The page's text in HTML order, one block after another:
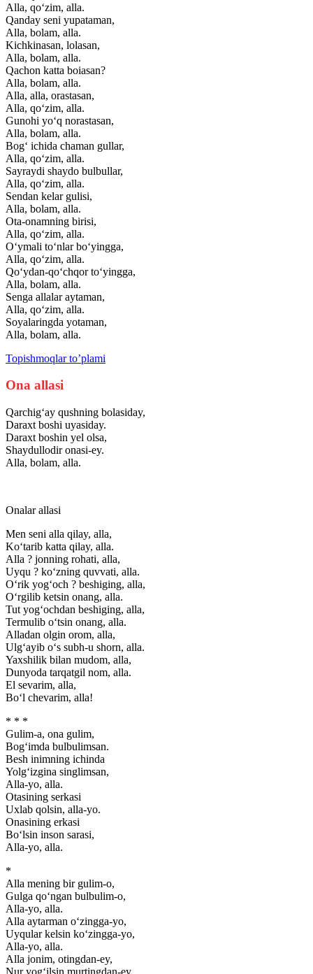
Alla, qo‘zim, alla.
Qanday seni yupataman,
Alla, bolam, alla.
Kichkinasan, lolasan,
Alla, bolam, alla.
Qachon katta boiasan?
Alla, bolam, alla.
Alla, alla, orastasan,
Alla, qo‘zim, alla.
Gunohi yo‘q norastasan,
Alla, bolam, alla.
Bog‘ ichida chaman gullar,
Alla, qo‘zim, alla.
Sayraydi shaydo bulbullar,
Alla, qo‘zim, alla.
Sendan kelar gulisi,
Alla, bolam, alla.
Ota-onamning birisi,
Alla, qo‘zim, alla.
O‘ymali to‘nlar bo‘yingga,
Alla, qo‘zim, alla.
Qo‘ydan-qo‘chqor to‘yingga,
Alla, bolam, alla.
Senga allalar aytaman,
Alla, qo‘zim, alla.
Soyalaringda yotaman,
Alla, bolam, alla.
Topishmoqlar to’plami
Ona allasi
Qarchig‘ay qushning bolasiday,
Daraxt boshi uyasiday.
Daraxt boshin yel olsa,
Shaydullodir onasi-ey.
Alla, bolam, alla.
Onalar allasi
Men seni alla qilay, alla,
Ko‘tarib katta qilay, alla.
Alla ? jonning rohati, alla,
Uyqu ? ko‘zning quvvati, alla.
O‘rik yog‘och ? beshiging, alla,
O‘rgilib ketsin onang, alla.
Tut yog‘ochdan beshiging, alla,
Termulib o‘tsin onang, alla.
Alladan olgin orom, alla,
Ulg‘ayib o‘s subh-u shorn, alla.
Yaxshilik bilan mudom, alla,
Dunyoda tarqatgil nom, alla.
El sevarim, alla,
Bo‘l chevarim, alla!
* * *
Gulim-a, ona gulim,
Bog‘imda bulbulimsan.
Besh inimning ichinda
Yolg‘izgina singlimsan,
Alla-yo, alla.
Otasining serkasi
Uxlab qolsin, alla-yo.
Onasining erkasi
Bo‘lsin inson sarasi,
Alla-yo, alla.
*
Alla mening bir gulim-o,
Gulga qo‘ngan bulbulim-o,
Alla-yo, alla.
Alla aytarman o‘zingga-yo,
Uyqular kelsin ko‘zingga-yo,
Alla-yo, alla.
Alla jonim, otingdan-ey,
Nur yog‘ilsin murtingdan-ey,